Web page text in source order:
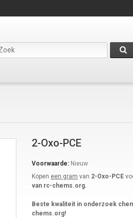
2-Oxo-PCE
Voorwaarde: Nieuw
Kopen een gram van 2-Oxo-PCE
van rc-chems.org.
Beste kwaliteit in onderzoek
chems.org!